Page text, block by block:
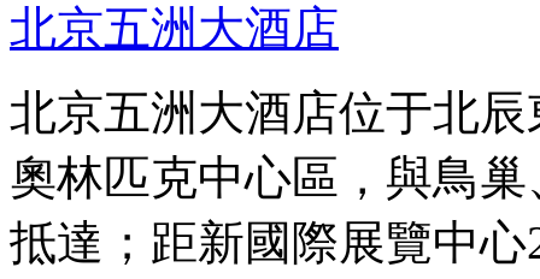
北京五洲大酒店
北京五洲大酒店位于北
奧林匹克中心區，與鳥
抵達；距新國際展覽中